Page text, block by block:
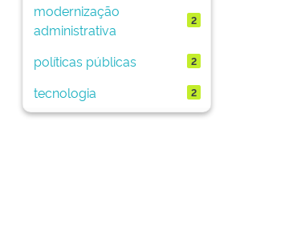
modernização
administrativa
2
políticas públicas 2
tecnologia 2